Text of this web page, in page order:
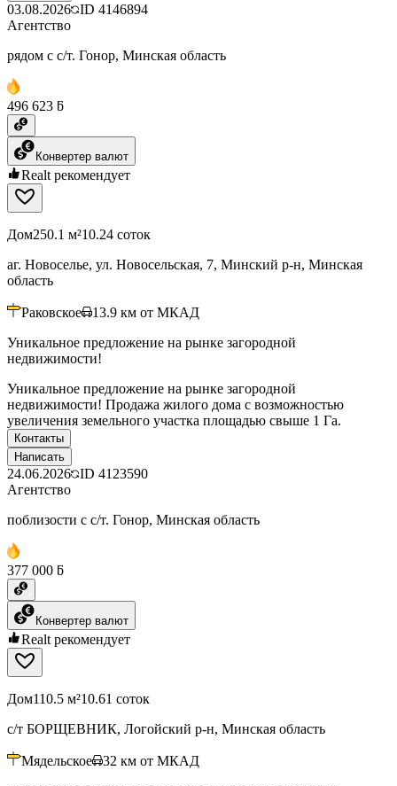
03.08.2026 ID 4146894
Агентство
рядом с с/т. Гонор, Минская область
496 623 ƃ
Конвертер валют
Realt рекомендует
Дом250.1 м²10.24 соток
аг. Новоселье, ул. Новосельская, 7, Минский р-н, Минская
область
Раковское 13.9 км от МКАД
Уникальное предложение на рынке загородной
недвижимости!
Уникальное предложение на рынке загородной
недвижимости! Продажа жилого дома с возможностью
увеличения земельного участка площадью свыше 1 Га.
Контакты
Написать
24.06.2026 ID 4123590
Агентство
поблизости с с/т. Гонор, Минская область
377 000 ƃ
Конвертер валют
Realt рекомендует
Дом110.5 м²10.61 соток
с/т БОРЩЕВНИК, Логойский р-н, Минская область
Мядельское 32 км от МКАД